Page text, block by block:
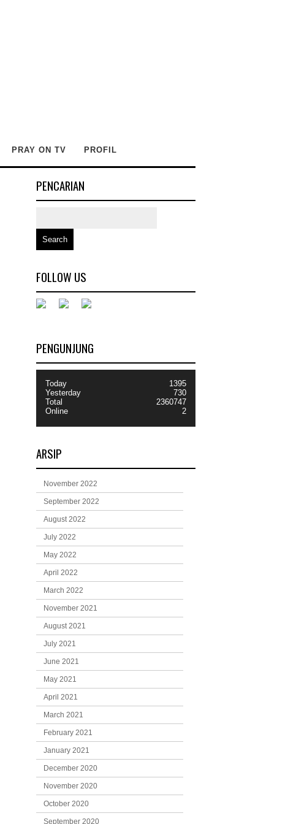
PRAY ON TV PROFIL
PENCARIAN
FOLLOW US
PENGUNJUNG
Today
Yesterday
Total
Online
1395
730
2360747
2
ARSIP
November 2022
September 2022
August 2022
July 2022
May 2022
April 2022
March 2022
November 2021
August 2021
July 2021
June 2021
May 2021
April 2021
March 2021
February 2021
January 2021
December 2020
November 2020
October 2020
September 2020